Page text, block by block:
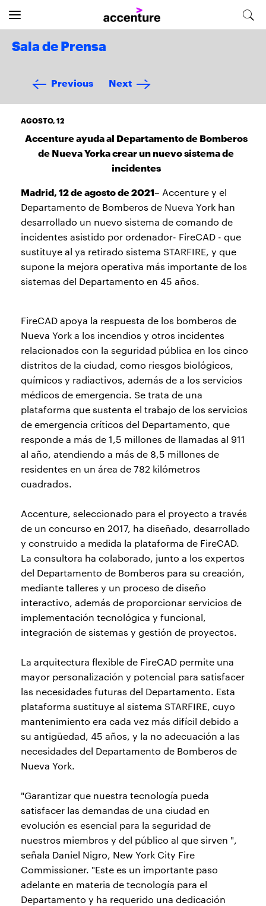
Sala de Prensa
Previous Next
AGOSTO, 12
Accenture ayuda al Departamento de Bomberos
de Nueva Yorka crear un nuevo sistema de
incidentes
Madrid, 12 de agosto de 2021– Accenture y el
Departamento de Bomberos de Nueva York han
desarrollado un nuevo sistema de comando de
incidentes asistido por ordenador- FireCAD - que
sustituye al ya retirado sistema STARFIRE, y que
supone la mejora operativa más importante de los
sistemas del Departamento en 45 años.
FireCAD apoya la respuesta de los bomberos de
Nueva York a los incendios y otros incidentes
relacionados con la seguridad pública en los cinco
distritos de la ciudad, como riesgos biológicos,
químicos y radiactivos, además de a los servicios
médicos de emergencia. Se trata de una
plataforma que sustenta el trabajo de los servicios
de emergencia críticos del Departamento, que
responde a más de 1,5 millones de llamadas al 911
al año, atendiendo a más de 8,5 millones de
residentes en un área de 782 kilómetros
cuadrados.
Accenture, seleccionado para el proyecto a través
de un concurso en 2017, ha diseñado, desarrollado
y construido a medida la plataforma de FireCAD.
La consultora ha colaborado, junto a los expertos
del Departamento de Bomberos para su creación,
mediante talleres y un proceso de diseño
interactivo, además de proporcionar servicios de
implementación tecnológica y funcional,
integración de sistemas y gestión de proyectos.
La arquitectura flexible de FireCAD permite una
mayor personalización y potencial para satisfacer
las necesidades futuras del Departamento. Esta
plataforma sustituye al sistema STARFIRE, cuyo
mantenimiento era cada vez más difícil debido a
su antigüedad, 45 años, y la no adecuación a las
necesidades del Departamento de Bomberos de
Nueva York.
"Garantizar que nuestra tecnología pueda
satisfacer las demandas de una ciudad en
evolución es esencial para la seguridad de
nuestros miembros y del público al que sirven ",
señala Daniel Nigro, New York City Fire
Commissioner. "Este es un importante paso
adelante en materia de tecnología para el
Departamento y ha requerido una dedicación